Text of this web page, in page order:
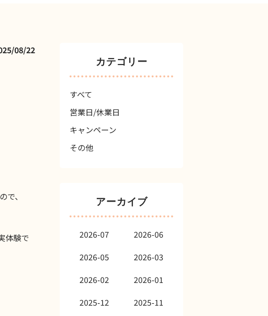
08/22
、
体験で
カテゴリー
すべて
営業日/休業日
キャンペーン
その他
アーカイブ
2026-07
2026-06
2026-05
2026-03
2026-02
2026-01
2025-12
2025-11